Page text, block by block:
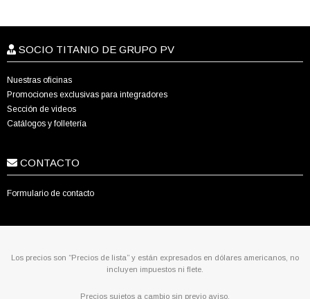
SOCIO TITANIO DE GRUPO PV
Nuestras oficinas
Promociones exclusivas para integradores
Sección de videos
Catálogos y folletería
CONTACTO
Formulario de contacto
Los precios son “Precios de lista” y están expresados en dólares americanos, no
incluyen impuestos ni flete.
Precios sujetos a cambio sin previo aviso.